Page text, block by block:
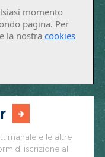
momento
pagina. Per
la nostracookies
e le altre
di iscrizione al